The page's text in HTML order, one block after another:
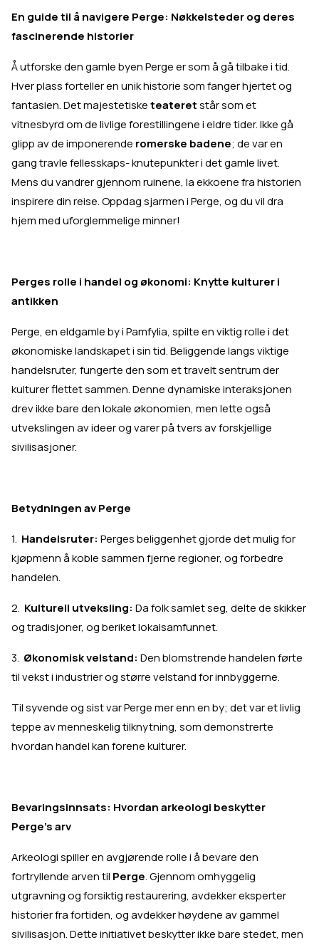
En guide til å navigere Perge: Nøkkelsteder og deres
fascinerende historier
Å utforske den gamle byen Perge er som å gå tilbake i tid.
Hver plass forteller en unik historie som fanger hjertet og
fantasien. Det majestetisketeateretstår som et
vitnesbyrd om de livlige forestillingene i eldre tider. Ikke gå
glipp av de imponerende romerske badene; de var en
gang travle fellesskaps- knutepunkter i det gamle livet.
Mens du vandrer gjennom ruinene, la ekkoene fra historien
inspirere din reise. Oppdag sjarmen i Perge, og du vil dra
hjem med uforglemmelige minner!
Perges rolle i handel og økonomi: Knytte kulturer i
antikken
Perge, en eldgamle by i Pamfylia, spilte en viktig rolle i det
økonomiske landskapet i sin tid. Beliggende langs viktige
handelsruter, fungerte den som et travelt sentrum der
kulturer flettet sammen. Denne dynamiske interaksjonen
drev ikke bare den lokale økonomien, men lette også
utvekslingen av ideer og varer på tvers av forskjellige
sivilisasjoner.
Betydningen av Perge
1. Handelsruter: Perges beliggenhet gjorde det mulig for
kjøpmenn å koble sammen fjerne regioner, og forbedre
handelen.
2. Kulturell utveksling: Da folk samlet seg, delte de skikker
og tradisjoner, og beriket lokalsamfunnet.
3. Økonomisk velstand: Den blomstrende handelen førte
til vekst i industrier og større velstand for innbyggerne.
Til syvende og sist var Perge mer enn en by; det var et livlig
teppe av menneskelig tilknytning, som demonstrerte
hvordan handel kan forene kulturer.
Bevaringsinnsats: Hvordan arkeologi beskytter
Perge's arv
Arkeologi spiller en avgjørende rolle i å bevare den
fortryllende arven til Perge. Gjennom omhyggelig
utgravning og forsiktig restaurering, avdekker eksperter
historier fra fortiden, og avdekker høydene av gammel
sivilisasjon. Dette initiativet beskytter ikke bare stedet, men